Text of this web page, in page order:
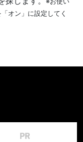
オン」に設定してく